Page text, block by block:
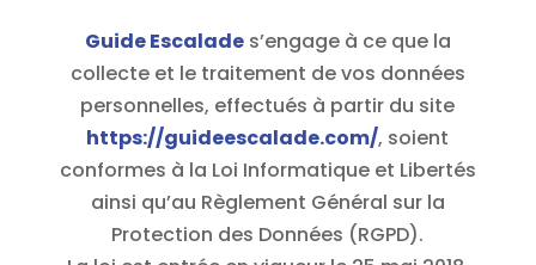
Guide Escalades’engage à ce que la
collecte et le traitement de vos données
personnelles, effectués à partir du site
https://guideescalade.com/, soient
conformes à la Loi Informatique et Libertés
ainsi qu’au Règlement Général sur la
Protection des Données (RGPD).